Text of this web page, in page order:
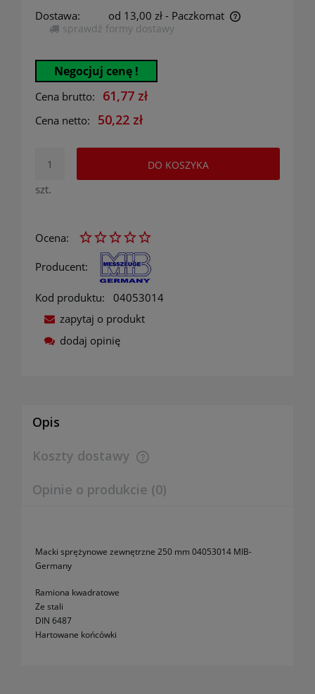
Dostawa:
od 13,00 zł - Paczkomat
Cena nie zawiera ewentualnych kosztów płatności
sprawdź formy dostawy
Negocjuj cenę !
Cena brutto: 61,77 zł
Cena netto: 50,22 zł
szt.
DO KOSZYKA
Ocena:
Producent:
Kod produktu:
04053014
zapytaj o produkt
dodaj opinię
Opis
Koszty dostawy
Cena nie zawiera ewentualnych kosztów płatności
Opinie o produkcie (0)
Macki sprężynowe zewnętrzne 250 mm 04053014 MIB-
Germany
Ramiona kwadratowe
Ze stali
DIN 6487
Hartowane końcówki